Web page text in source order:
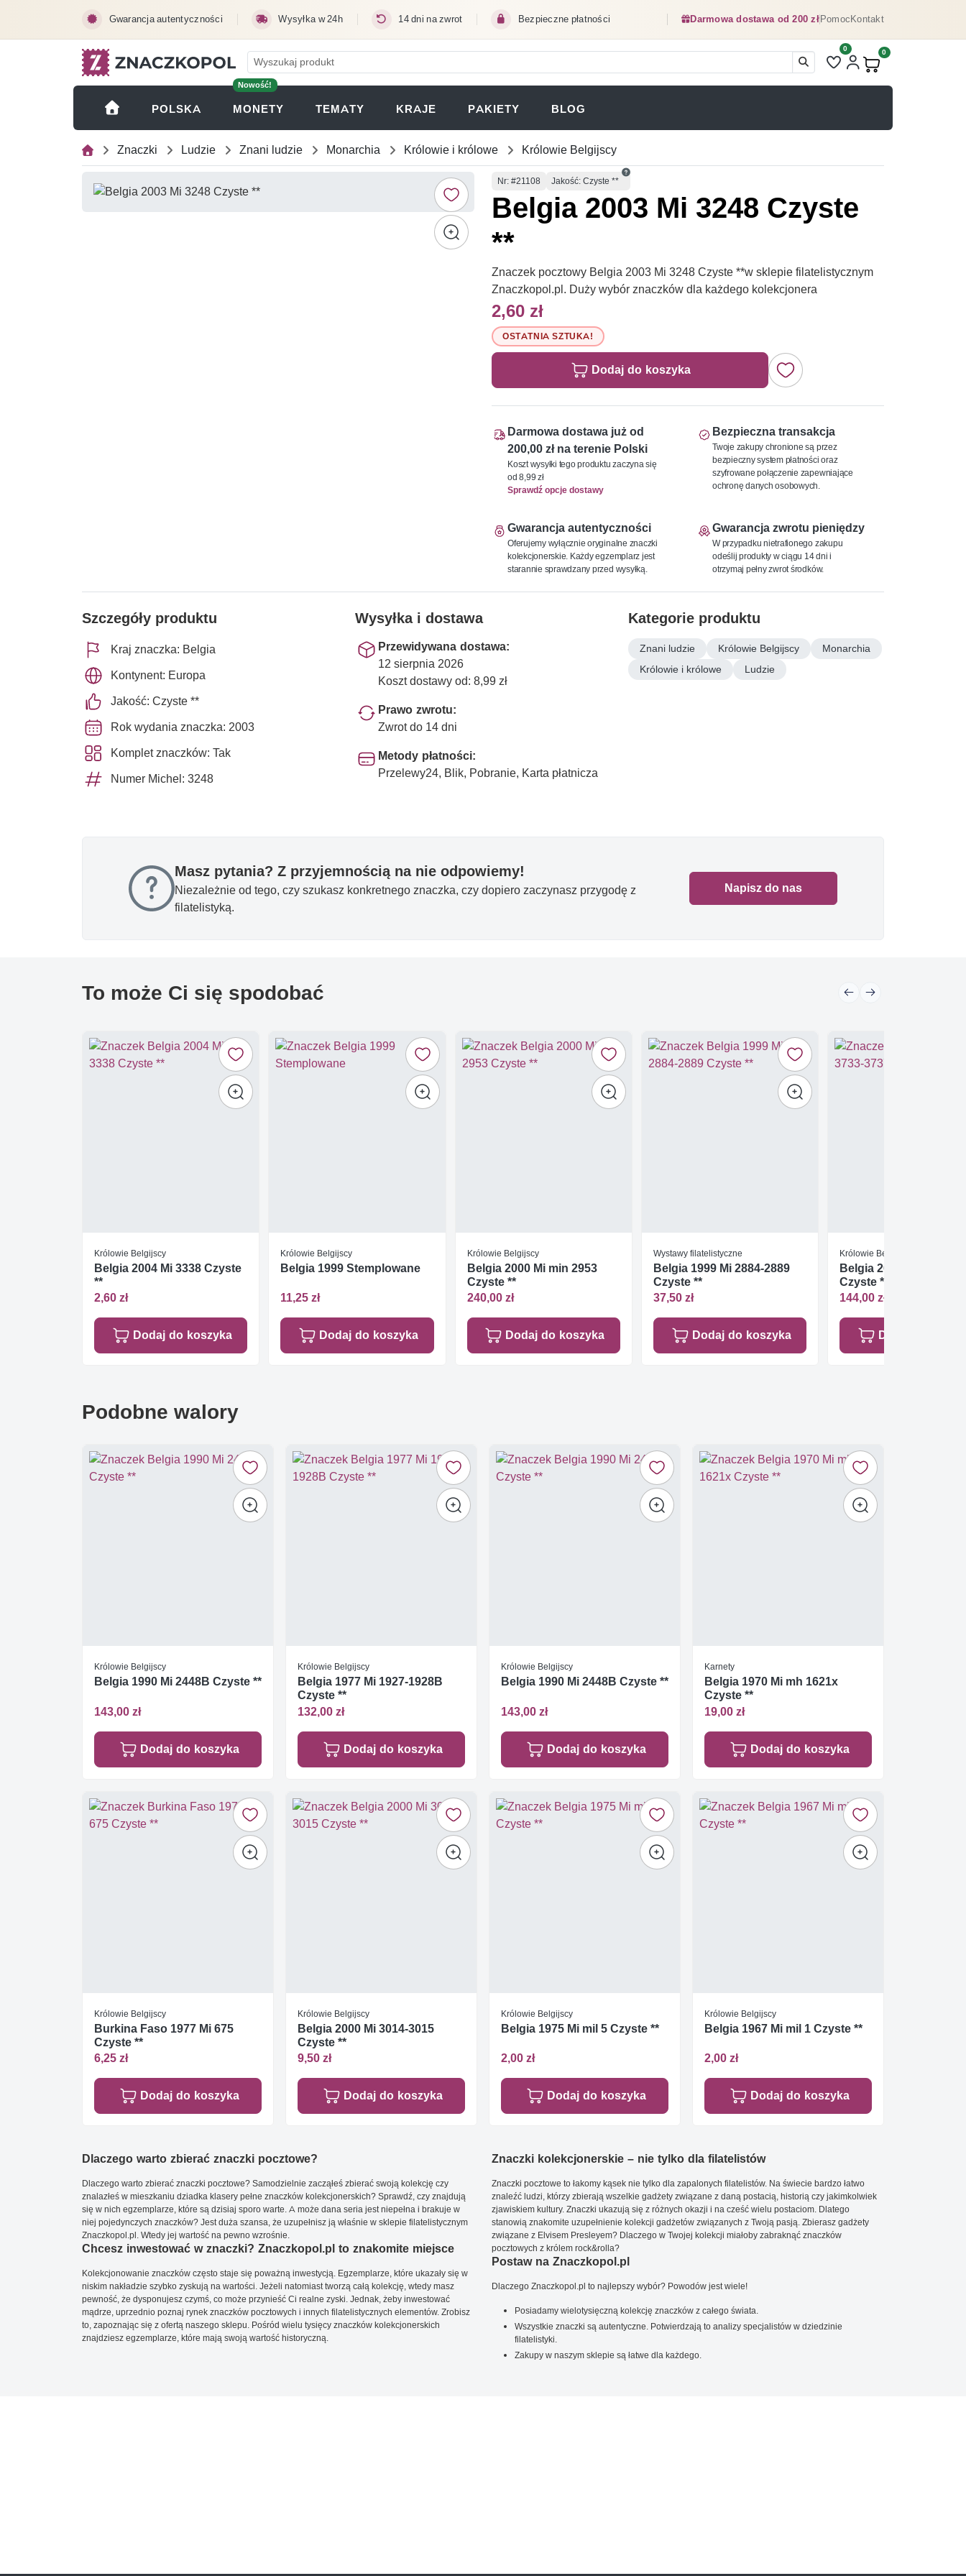
Gwarancja autentyczności Wysyłka w 24h 14 dni na zwrot Bezpieczne płatności Darmowa dostawa od 200 złPomocKontakt
Liczba pozycji na liście
0
Produkty w koszyku:
0
POLSKA
Nowość!
MONETY (OTWIERA SIĘ W NOWEJ KARCIE)
TEMATY KRAJE PAKIETY BLOG
Znaczki Ludzie Znani ludzie Monarchia Królowie i królowe Królowie Belgijscy
Numer
Nr: #21108 Jakość: Czyste **
Belgia 2003 Mi 3248 Czyste
**
Znaczek pocztowy Belgia 2003 Mi 3248 Czyste **w sklepie filatelistycznym
Znaczkopol.pl. Duży wybór znaczków dla każdego kolekcjonera
2,60 zł
OSTATNIA SZTUKA!
Dodaj do koszyka
Darmowa dostawa już od
200,00 zł na terenie Polski
Koszt wysyłki tego produktu zaczyna się
od 8,99 zł
Sprawdź opcje dostawy
Bezpieczna transakcja
Twoje zakupy chronione są przez
bezpieczny system płatności oraz
szyfrowane połączenie zapewniające
ochronę danych osobowych.
Gwarancja autentyczności
Oferujemy wyłącznie oryginalne znaczki
kolekcjonerskie. Każdy egzemplarz jest
starannie sprawdzany przed wysyłką.
Gwarancja zwrotu pieniędzy
W przypadku nietrafionego zakupu
odeślij produkty w ciągu 14 dni i
otrzymaj pełny zwrot środków.
Szczegóły produktu
Kraj znaczka: Belgia
Kontynent: Europa
Jakość: Czyste **
Rok wydania znaczka: 2003
Komplet znaczków: Tak
Numer Michel: 3248
Wysyłka i dostawa
Przewidywana dostawa:
12 sierpnia 2026
Koszt dostawy od: 8,99 zł
Prawo zwrotu:
Zwrot do 14 dni
Metody płatności:
Przelewy24, Blik, Pobranie, Karta płatnicza
Kategorie produktu
Znani ludzie Królowie Belgijscy
Monarchia
Królowie i królowe
Ludzie
Masz pytania? Z przyjemnością na nie odpowiemy!
Niezależnie od tego, czy szukasz konkretnego znaczka, czy dopiero zaczynasz przygodę z
filatelistyką.
Napisz do nas
To może Ci się spodobać
Królowie Belgijscy
Belgia 2004 Mi 3338 Czyste
**
2,60 zł
Dodaj do koszyka
Królowie Belgijscy
Belgia 1999 Stemplowane
11,25 zł
Dodaj do koszyka
Królowie Belgijscy
Belgia 2000 Mi min 2953
Czyste **
240,00 zł
Dodaj do koszyka
Wystawy filatelistyczne
Belgia 1999 Mi 2884-2889
Czyste **
37,50 zł
Dodaj do koszyka
Królowie Belgijscy
Belgia 2007 Mi 3733-
Czyste **
144,00 zł
Dodaj do
Podobne walory
Królowie Belgijscy
Belgia 1990 Mi 2448B Czyste **
143,00 zł
Dodaj do koszyka
Królowie Belgijscy
Belgia 1977 Mi 1927-1928B
Czyste **
132,00 zł
Dodaj do koszyka
Królowie Belgijscy
Belgia 1990 Mi 2448B Czyste **
143,00 zł
Dodaj do koszyka
Karnety
Belgia 1970 Mi mh 1621x
Czyste **
19,00 zł
Dodaj do koszyka
Królowie Belgijscy
Burkina Faso 1977 Mi 675
Czyste **
6,25 zł
Dodaj do koszyka
Królowie Belgijscy
Belgia 2000 Mi 3014-3015
Czyste **
9,50 zł
Dodaj do koszyka
Królowie Belgijscy
Belgia 1975 Mi mil 5 Czyste **
2,00 zł
Dodaj do koszyka
Królowie Belgijscy
Belgia 1967 Mi mil 1 Czyste **
2,00 zł
Dodaj do koszyka
Dlaczego warto zbierać znaczki pocztowe?
Dlaczego warto zbierać znaczki pocztowe? Samodzielnie zacząłeś zbierać swoją kolekcję czy
znalazłeś w mieszkaniu dziadka klasery pełne znaczków kolekcjonerskich? Sprawdź, czy znajdują
się w nich egzemplarze, które są dzisiaj sporo warte. A może dana seria jest niepełna i brakuje w
niej pojedynczych znaczków? Jest duża szansa, że uzupełnisz ją właśnie w sklepie filatelistycznym
Znaczkopol.pl. Wtedy jej wartość na pewno wzrośnie.
Chcesz inwestować w znaczki? Znaczkopol.pl to znakomite miejsce
Kolekcjonowanie znaczków często staje się poważną inwestycją. Egzemplarze, które ukazały się w
niskim nakładzie szybko zyskują na wartości. Jeżeli natomiast tworzą całą kolekcję, wtedy masz
pewność, że dysponujesz czymś, co może przynieść Ci realne zyski. Jednak, żeby inwestować
mądrze, uprzednio poznaj rynek znaczków pocztowych i innych filatelistycznych elementów. Zrobisz
to, zapoznając się z ofertą naszego sklepu. Pośród wielu tysięcy znaczków kolekcjonerskich
znajdziesz egzemplarze, które mają swoją wartość historyczną.
Znaczki kolekcjonerskie – nie tylko dla filatelistów
Znaczki pocztowe to łakomy kąsek nie tylko dla zapalonych filatelistów. Na świecie bardzo łatwo
znaleźć ludzi, którzy zbierają wszelkie gadżety związane z daną postacią, historią czy jakimkolwiek
zjawiskiem kultury. Znaczki ukazują się z różnych okazji i na cześć wielu postaciom. Dlatego
stanowią znakomite uzupełnienie kolekcji gadżetów związanych z Twoją pasją. Zbierasz gadżety
związane z Elvisem Presleyem? Dlaczego w Twojej kolekcji miałoby zabraknąć znaczków
pocztowych z królem rock&rolla?
Postaw na Znaczkopol.pl
Dlaczego Znaczkopol.pl to najlepszy wybór? Powodów jest wiele!
Posiadamy wielotysięczną kolekcję znaczków z całego świata.
Wszystkie znaczki są autentyczne. Potwierdzają to analizy specjalistów w dziedzinie
filatelistyki.
Zakupy w naszym sklepie są łatwe dla każdego.